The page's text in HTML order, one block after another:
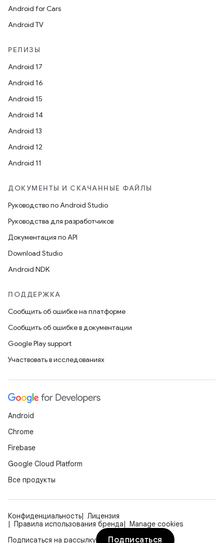
Android for Cars
Android TV
РЕЛИЗЫ
Android 17
Android 16
Android 15
Android 14
Android 13
Android 12
Android 11
ДОКУМЕНТЫ И СКАЧАННЫЕ ФАЙЛЫ
Руководство по Android Studio
Руководства для разработчиков
Документация по API
Download Studio
Android NDK
ПОДДЕРЖКА
Сообщить об ошибке на платформе
Сообщить об ошибке в документации
Google Play support
Участвовать в исследованиях
Android
Chrome
Firebase
Google Cloud Platform
Все продукты
Конфиденциальность
Лицензия
Правила использования бренда
Manage cookies
Подписаться на рассылку
Подписаться